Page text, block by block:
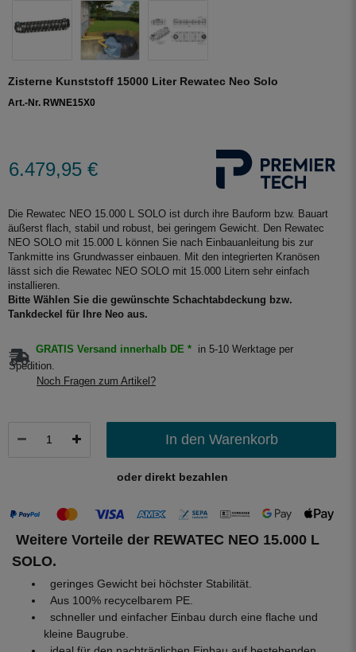
Zisterne Kunststoff 15000 Liter Rewatec Neo Solo
Art.-Nr. RWNE15X0
6.479,95 €
Die Rewatec NEO 15.000 L SOLO ist durch ihre Bauform bzw. Bauart
äußerst flach, stabil und robust, bei geringem Gewicht. Den Rewatec
NEO SOLO mit 15.000 L können Sie nach Einbauanleitung bis zur
Tankmitte ins Grundwasser einbauen. Mit den integrierten Kranösen
lässt sich die Rewatec NEO SOLO mit 15.000 Litern sehr einfach
installieren.
Bitte Wählen Sie die gewünschte Schachtabdeckung bzw.
Tankdeckel für Ihre Neo aus.
GRATIS Versand innerhalb DE *
in 5-10 Werktage per
Spedition.
Noch Fragen zum Artikel?
In den Warenkorb
oder direkt bezahlen
Weitere Vorteile der REWATEC NEO 15.000 L
SOLO.
geringes Gewicht bei höchster Stabilität.
Aus 100% recycelbarem PE.
schneller und einfacher Einbau durch eine flache und
kleine Baugrube.